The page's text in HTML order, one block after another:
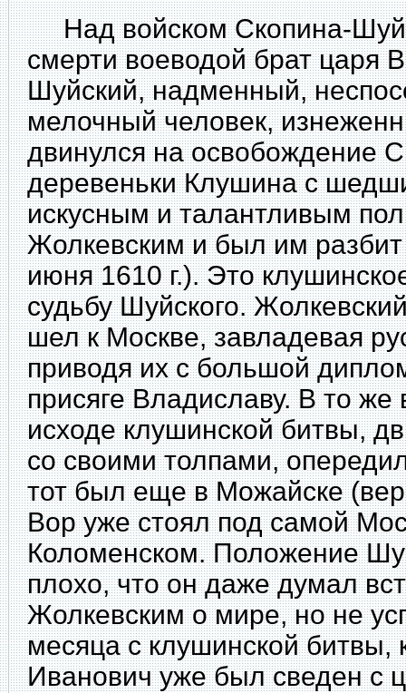
Над войском Скопина-
смерти воеводой брат царя
Шуйский, надменный,
мелочный человек,
двинулся на освобождение
деревеньки Клушина с
искусным и талантливым
Жолкевским и был им разбит
июня 1610 г.). Это
судьбу Шуйского.
шел к Москве, завладевая
приводя их с большой
присяге Владиславу. В то
исходе клушинской битвы,
со своими толпами,
тот был еще в Можайске
Вор уже стоял под самой
Коломенском. Положение
плохо, что он даже думал
Жолкевским о мире, но не
месяца с клушинской битвы,
Иванович уже был сведен с